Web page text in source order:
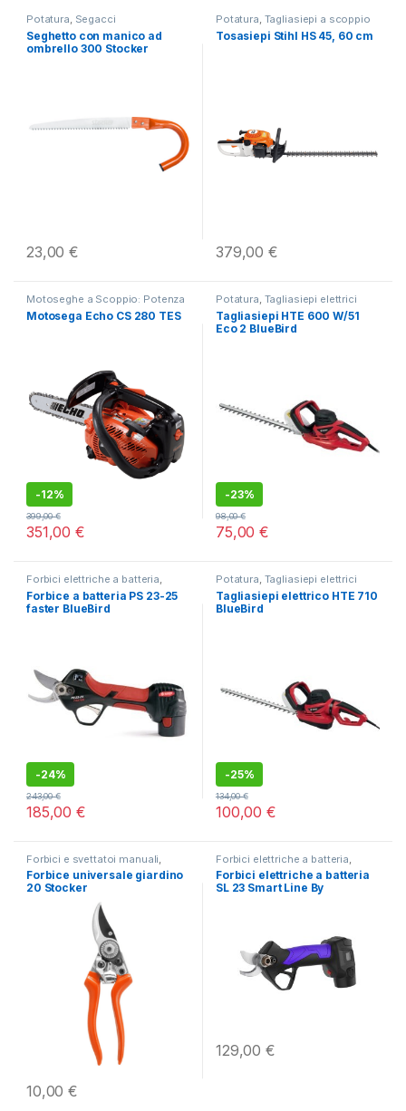
Potatura, Segacci
Seghetto con manico ad
ombrello 300 Stocker
23,00€
Potatura, Tagliasiepi a scoppio
Tosasiepi Stihl HS 45, 60 cm
379,00€
Motoseghe a Scoppio: Potenza
e Precisione Professionale,
Motoseghe da Potatura Echo,
Motosega Echo CS 280 TES
-12%
351,00€
399,00€
Potatura, Tagliasiepi elettrici
230V
Tagliasiepi HTE 600 W/51
Eco 2 BlueBird
-23%
75,00€
98,00€
Forbici elettriche a batteria
Potatura
Forbice a batteria PS 23-25
faster BlueBird
-24%
185,00€
243,00€
Potatura Tagliasiepi elettrici
230V
Tagliasiepi elettrico HTE 710
BlueBird
-25%
100,00€
134,00€
Forbici e svettatoi manuali
Potatura
Forbice universale giardino
20 Stocker
10,00€
Forbici elettriche a batteria
Potatura
Forbici elettriche a batteria
SL 23 Smart Line By
129,00€